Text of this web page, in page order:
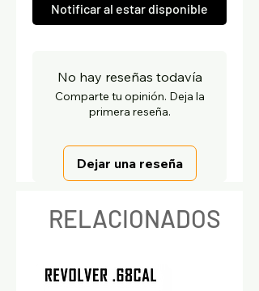
Notificar al estar disponible
No hay reseñas todavía
Comparte tu opinión. Deja la
primera reseña.
Dejar una reseña
RELACIONADOS